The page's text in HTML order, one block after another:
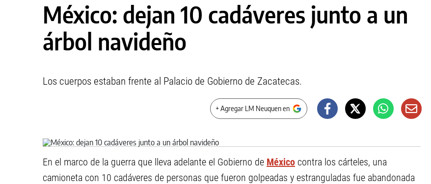
México: dejan 10 cadáveres junto a un
árbol navideño
Los cuerpos estaban frente al Palacio de Gobierno de Zacatecas.
+ Agregar LM Neuquen en
En el marco de la guerra que lleva adelante el Gobierno de México contra los cárteles, una
camioneta con 10 cadáveres de personas que fueron golpeadas y estranguladas fue abandonada